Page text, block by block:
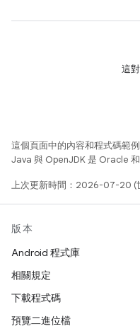
這
這個頁面中的內容和程式碼範
Java 與 OpenJDK 是 Oracle
上次更新時間：2026-07-20 (
版本
Android 程式庫
相關規定
下載程式碼
預覽二進位檔